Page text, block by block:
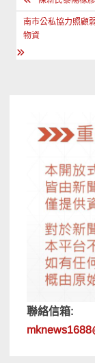
章
導
南市公私協力照顧
物資
聯絡信箱: